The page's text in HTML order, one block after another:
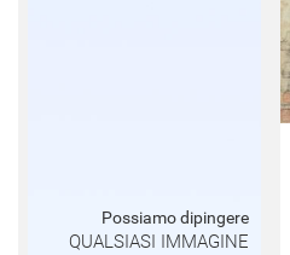
Possiamo dipingere
QUALSIASI IMMAGINE